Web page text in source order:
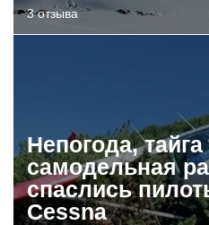
3 отзыва
Непогода, тайга
самодельная
спаслись
Cessna